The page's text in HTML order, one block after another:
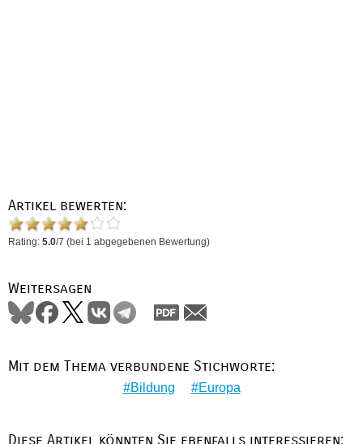
Artikel bewerten:
Rating: 5.0/7 (bei 1 abgegebenen Bewertung)
Weitersagen
Mit dem Thema verbundene Stichworte:
Bildung Europa
Diese Artikel könnten Sie ebenfalls interessieren: